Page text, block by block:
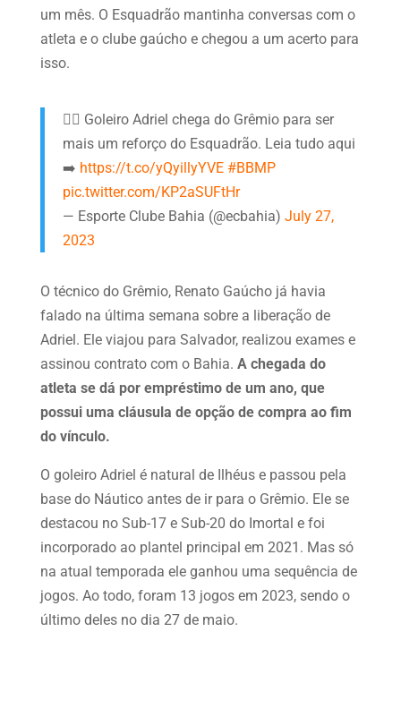
um mês. O Esquadrão mantinha conversas com o
atleta e o clube gaúcho e chegou a um acerto para
isso.
✍🏽 Goleiro Adriel chega do Grêmio para ser
mais um reforço do Esquadrão. Leia tudo aqui
➡️ https://t.co/yQyillyYVE #BBMP
pic.twitter.com/KP2aSUFtHr
— Esporte Clube Bahia (@ecbahia) July 27,
2023
O técnico do Grêmio, Renato Gaúcho já havia
falado na última semana sobre a liberação de
Adriel. Ele viajou para Salvador, realizou exames e
assinou contrato com o Bahia. A chegada do
atleta se dá por empréstimo de um ano, que
possui uma cláusula de opção de compra ao fim
do vínculo.
O goleiro Adriel é natural de Ilhéus e passou pela
base do Náutico antes de ir para o Grêmio. Ele se
destacou no Sub-17 e Sub-20 do Imortal e foi
incorporado ao plantel principal em 2021. Mas só
na atual temporada ele ganhou uma sequência de
jogos. Ao todo, foram 13 jogos em 2023, sendo o
último deles no dia 27 de maio.